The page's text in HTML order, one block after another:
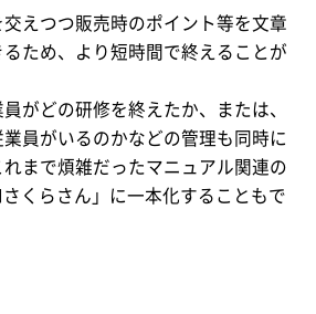
えつつ販売時のポイント等を文章
ため、より短時間で終えることが
がどの研修を終えたか、または、
員がいるのかなどの管理も同時に
まで煩雑だったマニュアル関連の
くらさん」に一本化することもで